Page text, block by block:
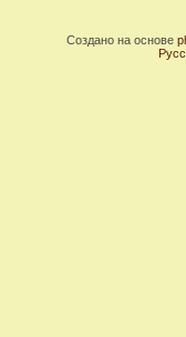
Создано на основе